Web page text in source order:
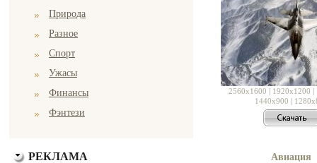
Природа
Разное
Спорт
Ужасы
Финансы
Фэнтези
РЕКЛАМА
2560x1600 | 1920x1200 |
1440x900 |
Авиация